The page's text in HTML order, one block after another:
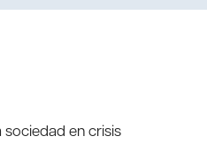
sociedad en crisis